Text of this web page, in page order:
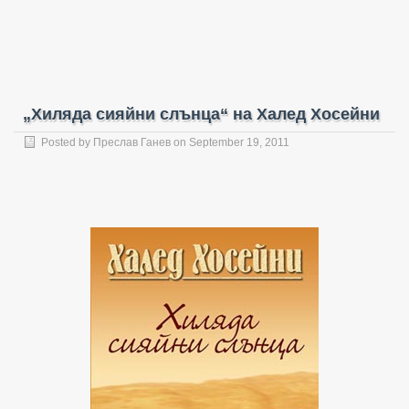
„Хиляда сияйни слънца“ на Халед Хосейни
Posted by Преслав Ганев on September 19, 2011